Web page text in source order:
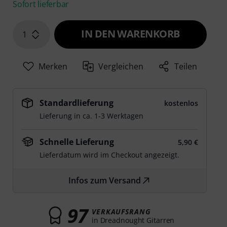
Sofort lieferbar
1 IN DEN WARENKORB
Merken Vergleichen Teilen
Standardlieferung
kostenlos
Lieferung in ca. 1-3 Werktagen
Schnelle Lieferung
5,90 €
Lieferdatum wird im Checkout angezeigt.
Infos zum Versand
97 VERKAUFSRANG
in Dreadnought Gitarren